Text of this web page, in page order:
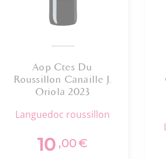
Aop Ctes Du
Roussillon Canaille J.
Oriola 2023
languedoc roussillon
10 ,00€